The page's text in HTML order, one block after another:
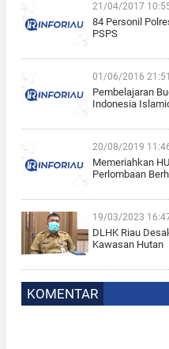
21/04/2017
84 Personil
PSPS
01/06/2016 21:51
Pembelajaran
Indonesia
20/08/2019
Memeriahkan
Perlombaan
19/03/2023
DLHK Riau
Kawasan Hutan
KOMENTAR